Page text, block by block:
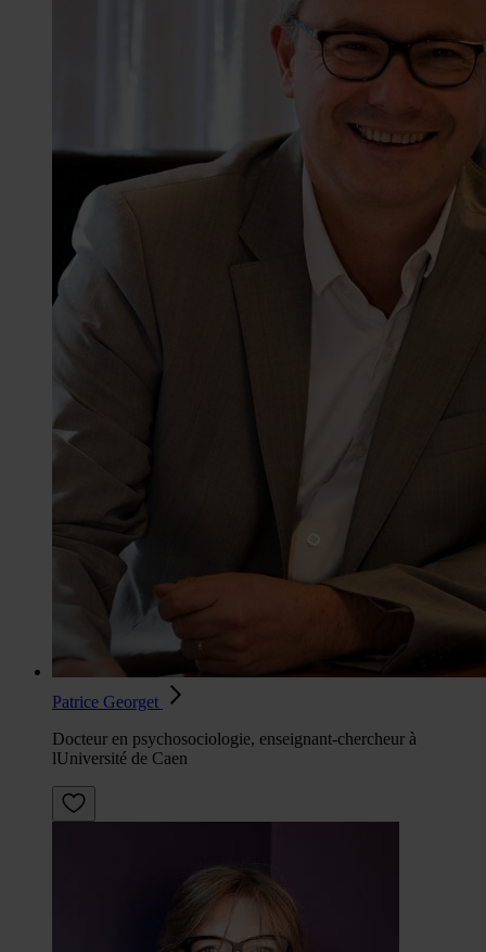
Patrice Georget
Docteur en psychosociologie, enseignant-chercheur à
lUniversité de Caen